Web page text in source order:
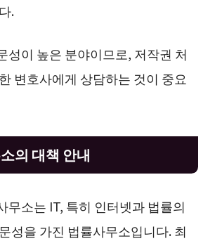
.
성이 높은 분야이므로, 저작권 처
변호사에게 상담하는 것이 중요
의 대책 안내
무소는 IT, 특히 인터넷과 법률의
성을 가진 법률사무소입니다. 최